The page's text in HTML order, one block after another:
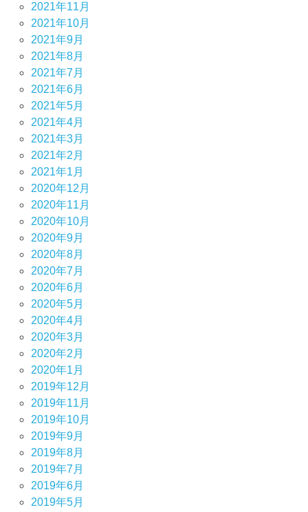
2021年11月
2021年10月
2021年9月
2021年8月
2021年7月
2021年6月
2021年5月
2021年4月
2021年3月
2021年2月
2021年1月
2020年12月
2020年11月
2020年10月
2020年9月
2020年8月
2020年7月
2020年6月
2020年5月
2020年4月
2020年3月
2020年2月
2020年1月
2019年12月
2019年11月
2019年10月
2019年9月
2019年8月
2019年7月
2019年6月
2019年5月